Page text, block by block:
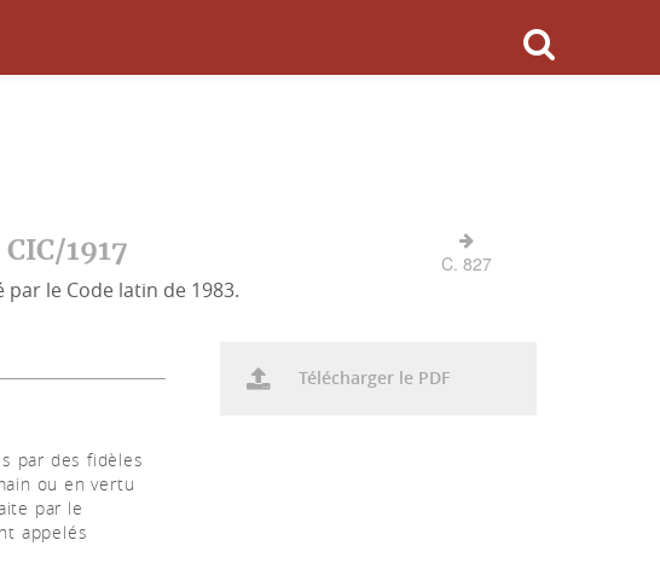
1917
le Code latin de 1983.
C. 827
par des fidèles
ou en vertu
par le
appelés
Télécharger le PDF